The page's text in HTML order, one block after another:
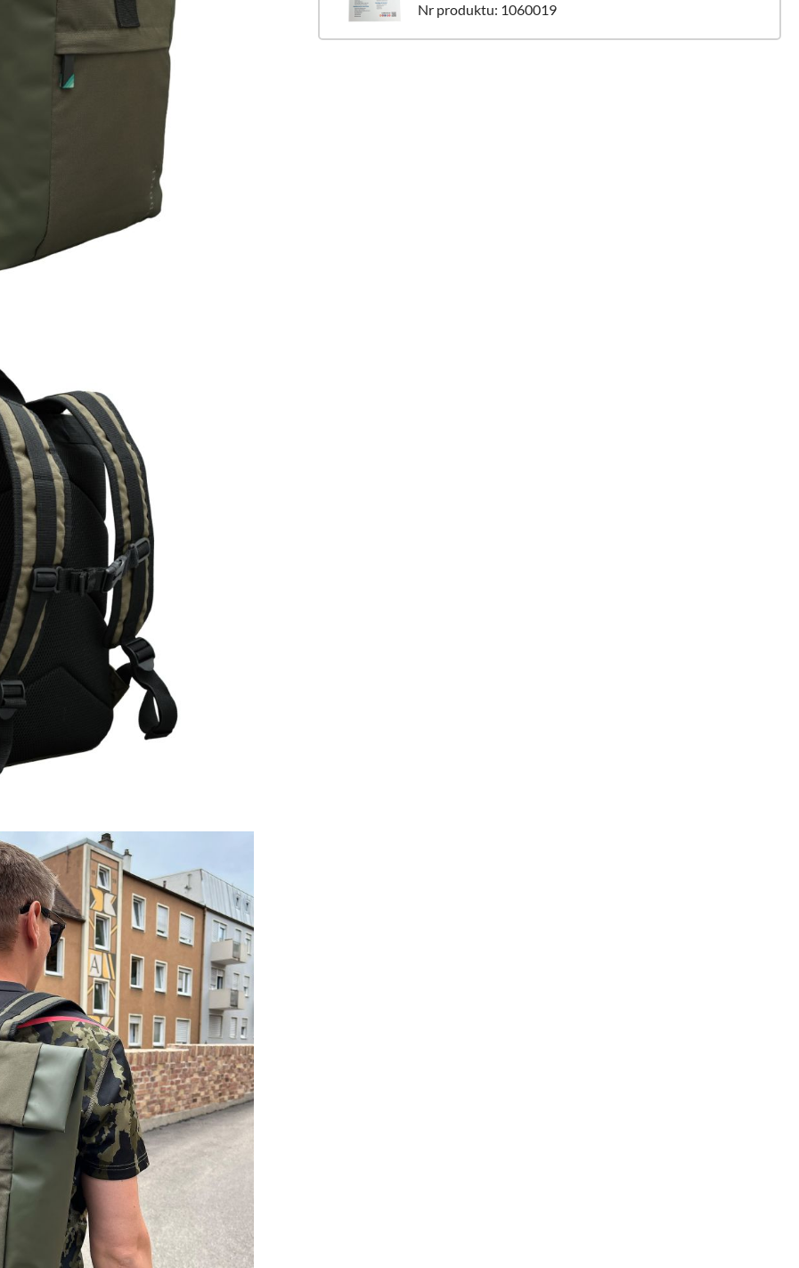
Nr produktu: 1060019